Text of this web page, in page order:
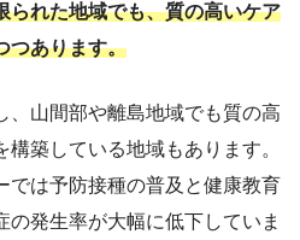
られた地域でも、質の高いケア
つあります。
、山間部や離島地域でも質の高
築している地域もあります。
では予防接種の普及と健康教育
の発生率が大幅に低下していま